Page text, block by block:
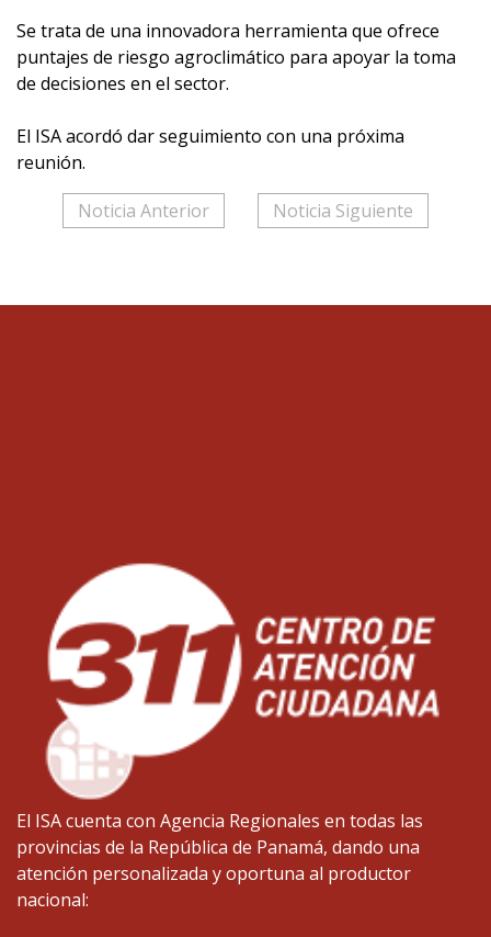
Se trata de una innovadora herramienta que ofrece
puntajes de riesgo agroclimático para apoyar la toma
de decisiones en el sector.
El ISA acordó dar seguimiento con una próxima
reunión.
Noticia Anterior
Noticia Siguiente
El ISA cuenta con Agencia Regionales en todas las
provincias de la República de Panamá, dando una
atención personalizada y oportuna al productor
nacional: